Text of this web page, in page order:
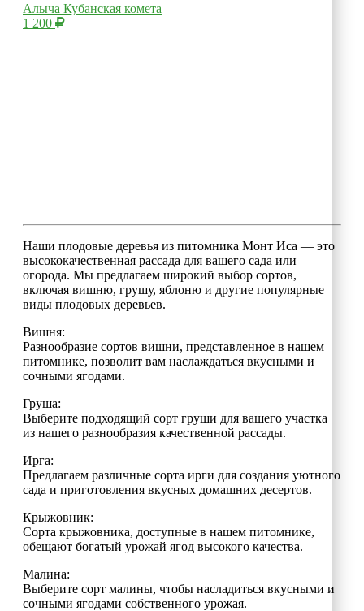
Алыча Кубанская комета
1 200
Наши плодовые деревья из питомника Монт Иса — это
высококачественная рассада для вашего сада или
огорода. Мы предлагаем широкий выбор сортов,
включая вишню, грушу, яблоню и другие популярные
виды плодовых деревьев.
Вишня:
Разнообразие сортов вишни, представленное в нашем
питомнике, позволит вам наслаждаться вкусными и
сочными ягодами.
Груша:
Выберите подходящий сорт груши для вашего участка
из нашего разнообразия качественной рассады.
Ирга:
Предлагаем различные сорта ирги для создания уютного
сада и приготовления вкусных домашних десертов.
Крыжовник:
Сорта крыжовника, доступные в нашем питомнике,
обещают богатый урожай ягод высокого качества.
Малина:
Выберите сорт малины, чтобы насладиться вкусными и
сочными ягодами собственного урожая.